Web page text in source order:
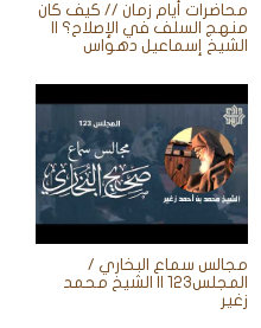
محاضرات أيام زمان // كيف كان
منهج السلف في الإصلاح؟ ||
الشيخ إسماعيل دهواس
مجالس سماع البخاري /
المجلس123 || الشيخ محمد
زغير